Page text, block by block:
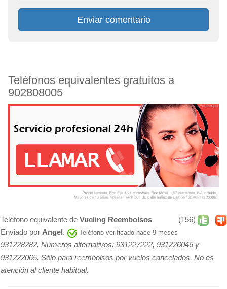
Enviar comentario
Teléfonos equivalentes gratuitos a
902808005
(156) -
Teléfono equivalente de Vueling Reembolsos
Enviado por Angel. Teléfono verificado hace 9 meses
931228282. Números alternativos: 931227222, 931226046 y
931222065. Sólo para reembolsos por vuelos cancelados. No es
atención al cliente habitual.